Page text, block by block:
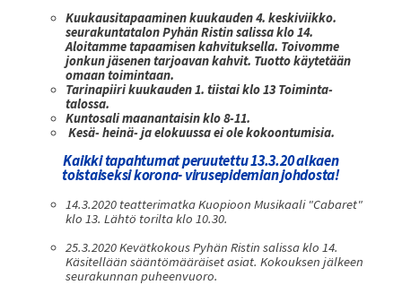
Kuukausitapaaminen kuukauden 4. keskiviikko.
seurakuntatalon Pyhän Ristin salissa klo 14.
Aloitamme tapaamisen kahvituksella. Toivomme
jonkun jäsenen tarjoavan kahvit. Tuotto käytetään
omaan toimintaan.
Tarinapiiri kuukauden 1. tiistai klo 13 Toiminta-
talossa.
Kuntosali maanantaisin klo 8-11.
Kesä- heinä- ja elokuussa ei ole kokoontumisia.
Kaikki tapahtumat peruutettu 13.3.20 alkaen
toistaiseksi korona- virusepidemian johdosta!
14.3.2020 teatterimatka Kuopioon Musikaali "Cabaret"
klo 13. Lähtö torilta klo 10.30.
25.3.2020 Kevätkokous Pyhän Ristin salissa klo 14.
Käsitellään sääntömääräiset asiat. Kokouksen jälkeen
seurakunnan puheenvuoro.